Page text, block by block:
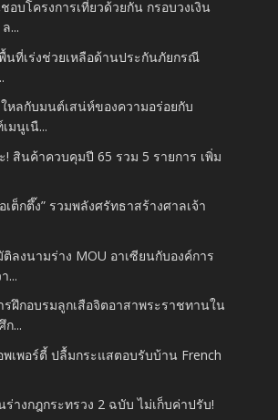
อบโครงการเที่ยวด้วยกัน กรอบวงเงิน
...
นที่เร่งช่วยเหลือด้านประกันภัยกรณี
หลกับมนต์เสน่ห์ของความอร่อยกับ
มนูเนื...
! สินค้าควบคุมปี 65 รวม 5 รายการ เพิ่ม
เต็กตึ๊ง” รวมพลังศรัทธาสร้างศาลเจ้า
ลงนามร่าง MOU อาเซียนกับองค์การ
...
รฝึกอบรมลูกเสือจิตอาสาพระราชทานใน
ก...
เพอร์ตี้ ปลื้มกระแสตอบรับบ้าน French
ร่างกฎกระทรวง 2 ฉบับ ไม่เก็บค่าปรับ!